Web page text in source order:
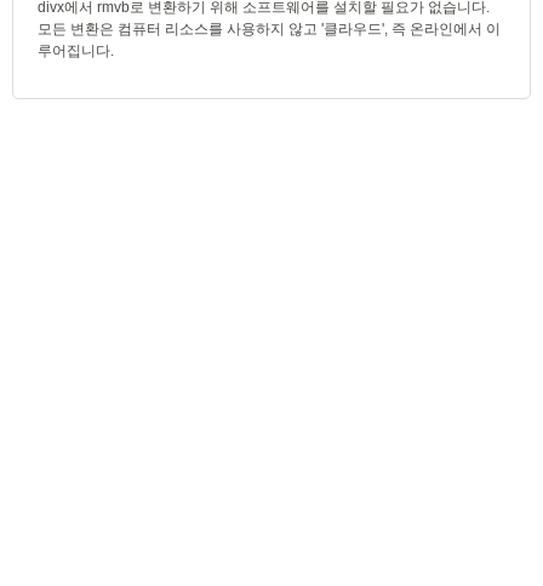
divx에서 rmvb로 변환하기 위해 소프트웨어를 설치할 필요가 없습니다.
모든 변환은 컴퓨터 리소스를 사용하지 않고 '클라우드', 즉 온라인에서 이
루어집니다.